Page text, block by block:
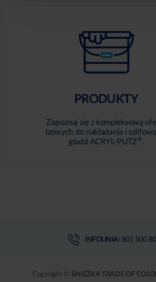
PRODUKTY
Zapoznaj się z kompleksową
łatwych do nakładania i
gładzi ACRYL-PUTZ®.
INFOLINIA: 801 500
Copyright © ŚNIEŻKA TRADE OF